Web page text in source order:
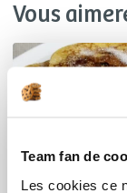
Team fan de
Les cookies ce
Vous